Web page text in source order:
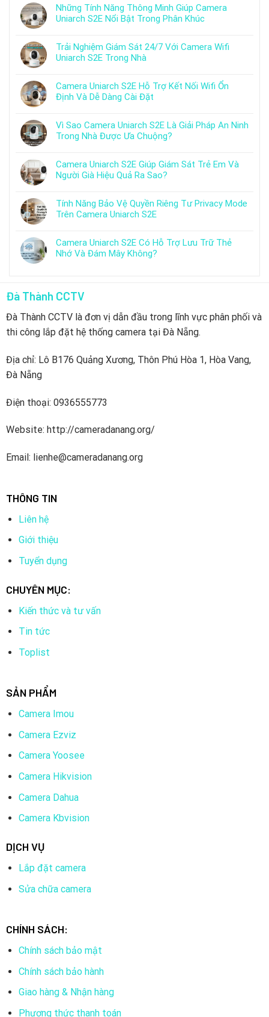
Những Tính Năng Thông Minh Giúp Camera
Uniarch S2E Nổi Bật Trong Phân Khúc
Trải Nghiệm Giám Sát 24/7 Với Camera Wifi
Uniarch S2E Trong Nhà
Camera Uniarch S2E Hỗ Trợ Kết Nối Wifi Ổn
Định Và Dễ Dàng Cài Đặt
Vì Sao Camera Uniarch S2E Là Giải Pháp An Ninh
Trong Nhà Được Ưa Chuộng?
Camera Uniarch S2E Giúp Giám Sát Trẻ Em Và
Người Già Hiệu Quả Ra Sao?
Tính Năng Bảo Vệ Quyền Riêng Tư Privacy Mode
Trên Camera Uniarch S2E
Camera Uniarch S2E Có Hỗ Trợ Lưu Trữ Thẻ
Nhớ Và Đám Mây Không?
Đà Thành CCTV
Đà Thành CCTV là đơn vị dẫn đầu trong lĩnh vực phân phối và
thi công lắp đặt hệ thống camera tại Đà Nẵng.
Địa chỉ: Lô B176 Quảng Xương, Thôn Phú Hòa 1, Hòa Vang,
Đà Nẵng
Điện thoại: 0936555773
Website: http://cameradanang.org/
Email: lienhe@cameradanang.org
THÔNG TIN
Liên hệ
Giới thiệu
Tuyển dụng
CHUYÊN MỤC:
Kiến thức và tư vấn
Tin tức
Toplist
SẢN PHẨM
Camera Imou
Camera Ezviz
Camera Yoosee
Camera Hikvision
Camera Dahua
Camera Kbvision
DỊCH VỤ
Lắp đặt camera
Sửa chữa camera
CHÍNH SÁCH:
Chính sách bảo mật
Chính sách bảo hành
Giao hàng & Nhận hàng
Phương thức thanh toán